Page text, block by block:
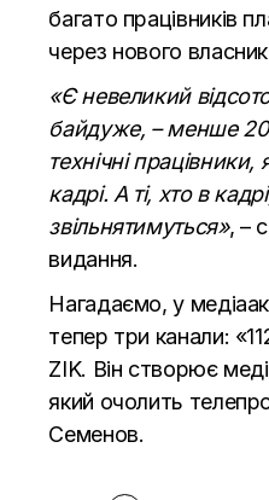
багато працівників
через нового
«Є невеликий
байдуже, – менше
технічні
кадрі. А ті, хто в
звільнятимуться», –
видання.
Нагадаємо, у
тепер три канали:
ZIK. Він створює
який очолить
Семенов.